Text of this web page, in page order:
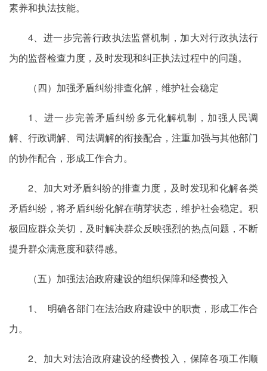
素养和执法技能。
4、进一步完善行政执法监督机制，加大对行政执法行
为的监督检查力度，及时发现和纠正执法过程中的问题。
（四）加强矛盾纠纷排查化解，维护社会稳定
1、进一步完善矛盾纠纷多元化解机制，加强人民调
解、行政调解、司法调解的衔接配合，注重加强与其他部门
的协作配合，形成工作合力。
2、加大对矛盾纠纷的排查力度，及时发现和化解各类
矛盾纠纷，将矛盾纠纷化解在萌芽状态，维护社会稳定。积
极回应群众关切，及时解决群众反映强烈的热点问题，不断
提升群众满意度和获得感。
（五）加强法治政府建设的组织保障和经费投入
1、 明确各部门在法治政府建设中的职责，形成工作合
力。
2、加大对法治政府建设的经费投入，保障各项工作顺